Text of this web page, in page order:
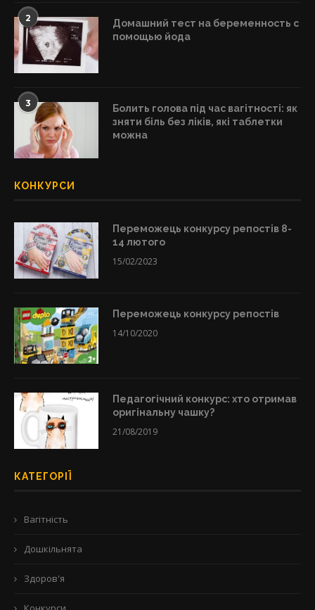
2
Домашний тест на беременность с
помощью йода
3
Болить голова під час вагітності: як
зняти біль без ліків, які таблетки
можна
КОНКУРСИ
Переможець конкурсу репостів 8-
14 лютого
15/02/2023
Переможець конкурсу репостів
14/10/2020
Педагогічний конкурс: хто отримав
оригінальну чашку?
21/08/2019
КАТЕГОРІЇ
Вагітність
Дошкільнята
Здоров'я